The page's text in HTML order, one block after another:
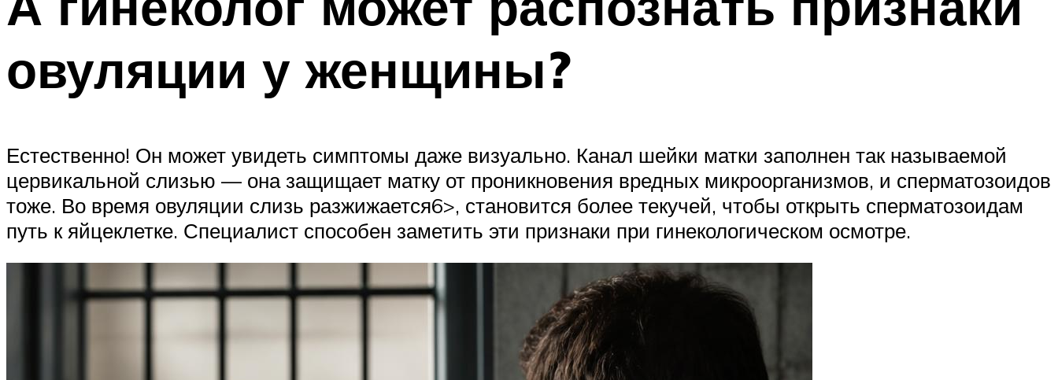
овуляции у женщины?
Естественно! Он может увидеть симптомы даже визуально. Канал шейки матки заполнен так называемой
цервикальной слизью — она защищает матку от проникновения вредных микроорганизмов, и сперматозоидов
тоже. Во время овуляции слизь разжижается6>, становится более текучей, чтобы открыть сперматозоидам
путь к яйцеклетке. Специалист способен заметить эти признаки при гинекологическом осмотре.